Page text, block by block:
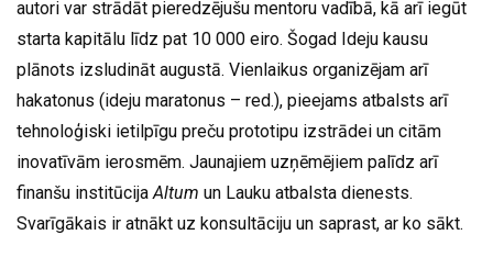
autori var strādāt pieredzējušu mentoru vadībā, kā arī iegūt
starta kapitālu līdz pat 10 000 eiro. Šogad Ideju kausu
plānots izsludināt augustā. Vienlaikus organizējam arī
hakatonus (ideju maratonus – red.), pieejams atbalsts arī
tehnoloģiski ietilpīgu preču prototipu izstrādei un citām
inovatīvām ierosmēm. Jaunajiem uzņēmējiem palīdz arī
finanšu institūcija Altum un Lauku atbalsta dienests.
Svarīgākais ir atnākt uz konsultāciju un saprast, ar ko sākt.